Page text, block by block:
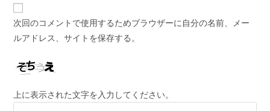
次回のコメントで使用するためブラウザーに自分の名前、メー
ルアドレス、サイトを保存する。
上に表示された文字を入力してください。